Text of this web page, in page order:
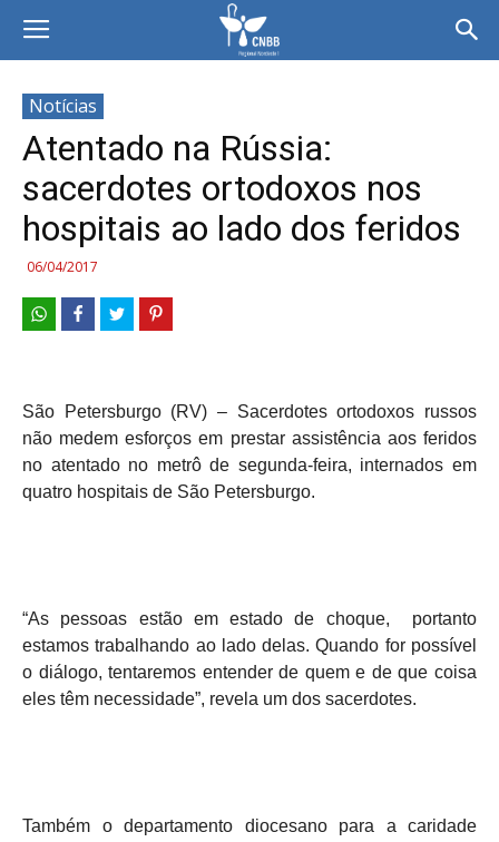
Notícias
Atentado na Rússia:
sacerdotes ortodoxos nos
hospitais ao lado dos feridos
06/04/2017
São Petersburgo (RV) – Sacerdotes ortodoxos russos
não medem esforços em prestar assistência aos feridos
no atentado no metrô de segunda-feira, internados em
quatro hospitais de São Petersburgo.
“As pessoas estão em estado de choque, portanto
estamos trabalhando ao lado delas. Quando for possível
o diálogo, tentaremos entender de quem e de que coisa
eles têm necessidade”, revela um dos sacerdotes.
Também o departamento diocesano para a caridade